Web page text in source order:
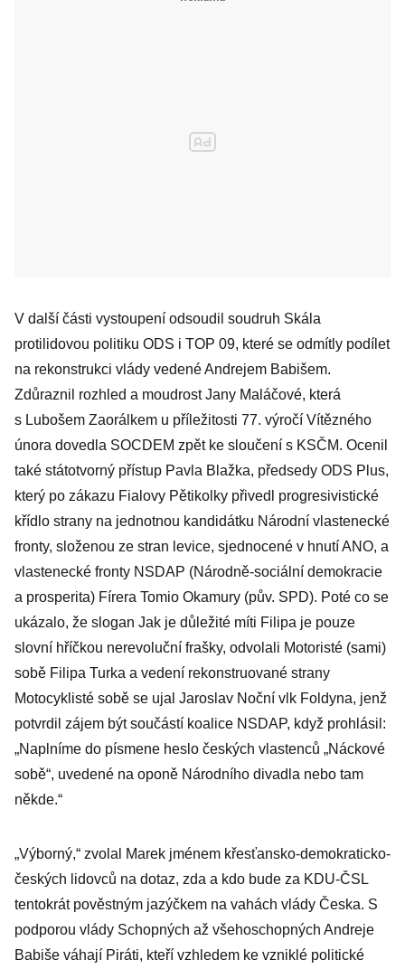
V další části vystoupení odsoudil soudruh Skála
protilidovou politiku ODS i TOP 09, které se odmítly podílet
na rekonstrukci vlády vedené Andrejem Babišem.
Zdůraznil rozhled a moudrost Jany Maláčové, která
s Lubošem Zaorálkem u příležitosti 77. výročí Vítězného
února dovedla SOCDEM zpět ke sloučení s KSČM. Ocenil
také státotvorný přístup Pavla Blažka, předsedy ODS Plus,
který po zákazu Fialovy Pětikolky přivedl progresivistické
křídlo strany na jednotnou kandidátku Národní vlastenecké
fronty, složenou ze stran levice, sjednocené v hnutí ANO, a
vlastenecké fronty NSDAP (Národně-sociální demokracie
a prosperita) Fírera Tomio Okamury (pův. SPD). Poté co se
ukázalo, že slogan Jak je důležité míti Filipa je pouze
slovní hříčkou nerevoluční frašky, odvolali Motoristé (sami)
sobě Filipa Turka a vedení rekonstruované strany
Motocyklisté sobě se ujal Jaroslav Noční vlk Foldyna, jenž
potvrdil zájem být součástí koalice NSDAP, když prohlásil:
„Naplníme do písmene heslo českých vlastenců „Náckové
sobě“, uvedené na oponě Národního divadla nebo tam
někde.“
„Výborný,“ zvolal Marek jménem křesťansko-demokraticko-
českých lidovců na dotaz, zda a kdo bude za KDU-ČSL
tentokrát pověstným jazýčkem na vahách vlády Česka. S
podporou vlády Schopných až všehoschopných Andreje
Babiše váhají Piráti, kteří vzhledem ke vzniklé politické